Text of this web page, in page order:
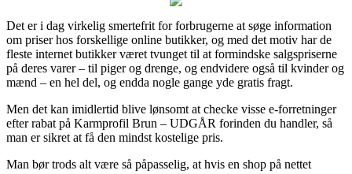
Det er i dag virkelig smertefrit for forbrugerne at søge information
om priser hos forskellige online butikker, og med det motiv har de
fleste internet butikker været tvunget til at formindske salgspriserne
på deres varer – til piger og drenge, og endvidere også til kvinder og
mænd – en hel del, og endda nogle gange yde gratis fragt.
Men det kan imidlertid blive lønsomt at checke visse e-forretninger
efter rabat på Karmprofil Brun – UDGÅR forinden du handler, så
man er sikret at få den mindst kostelige pris.
Man bør trods alt være så påpasselig, at hvis en shop på nettet